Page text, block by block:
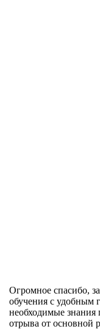
Огромное спасибо,
обучения с удобным
необходимые
отрыва от основной